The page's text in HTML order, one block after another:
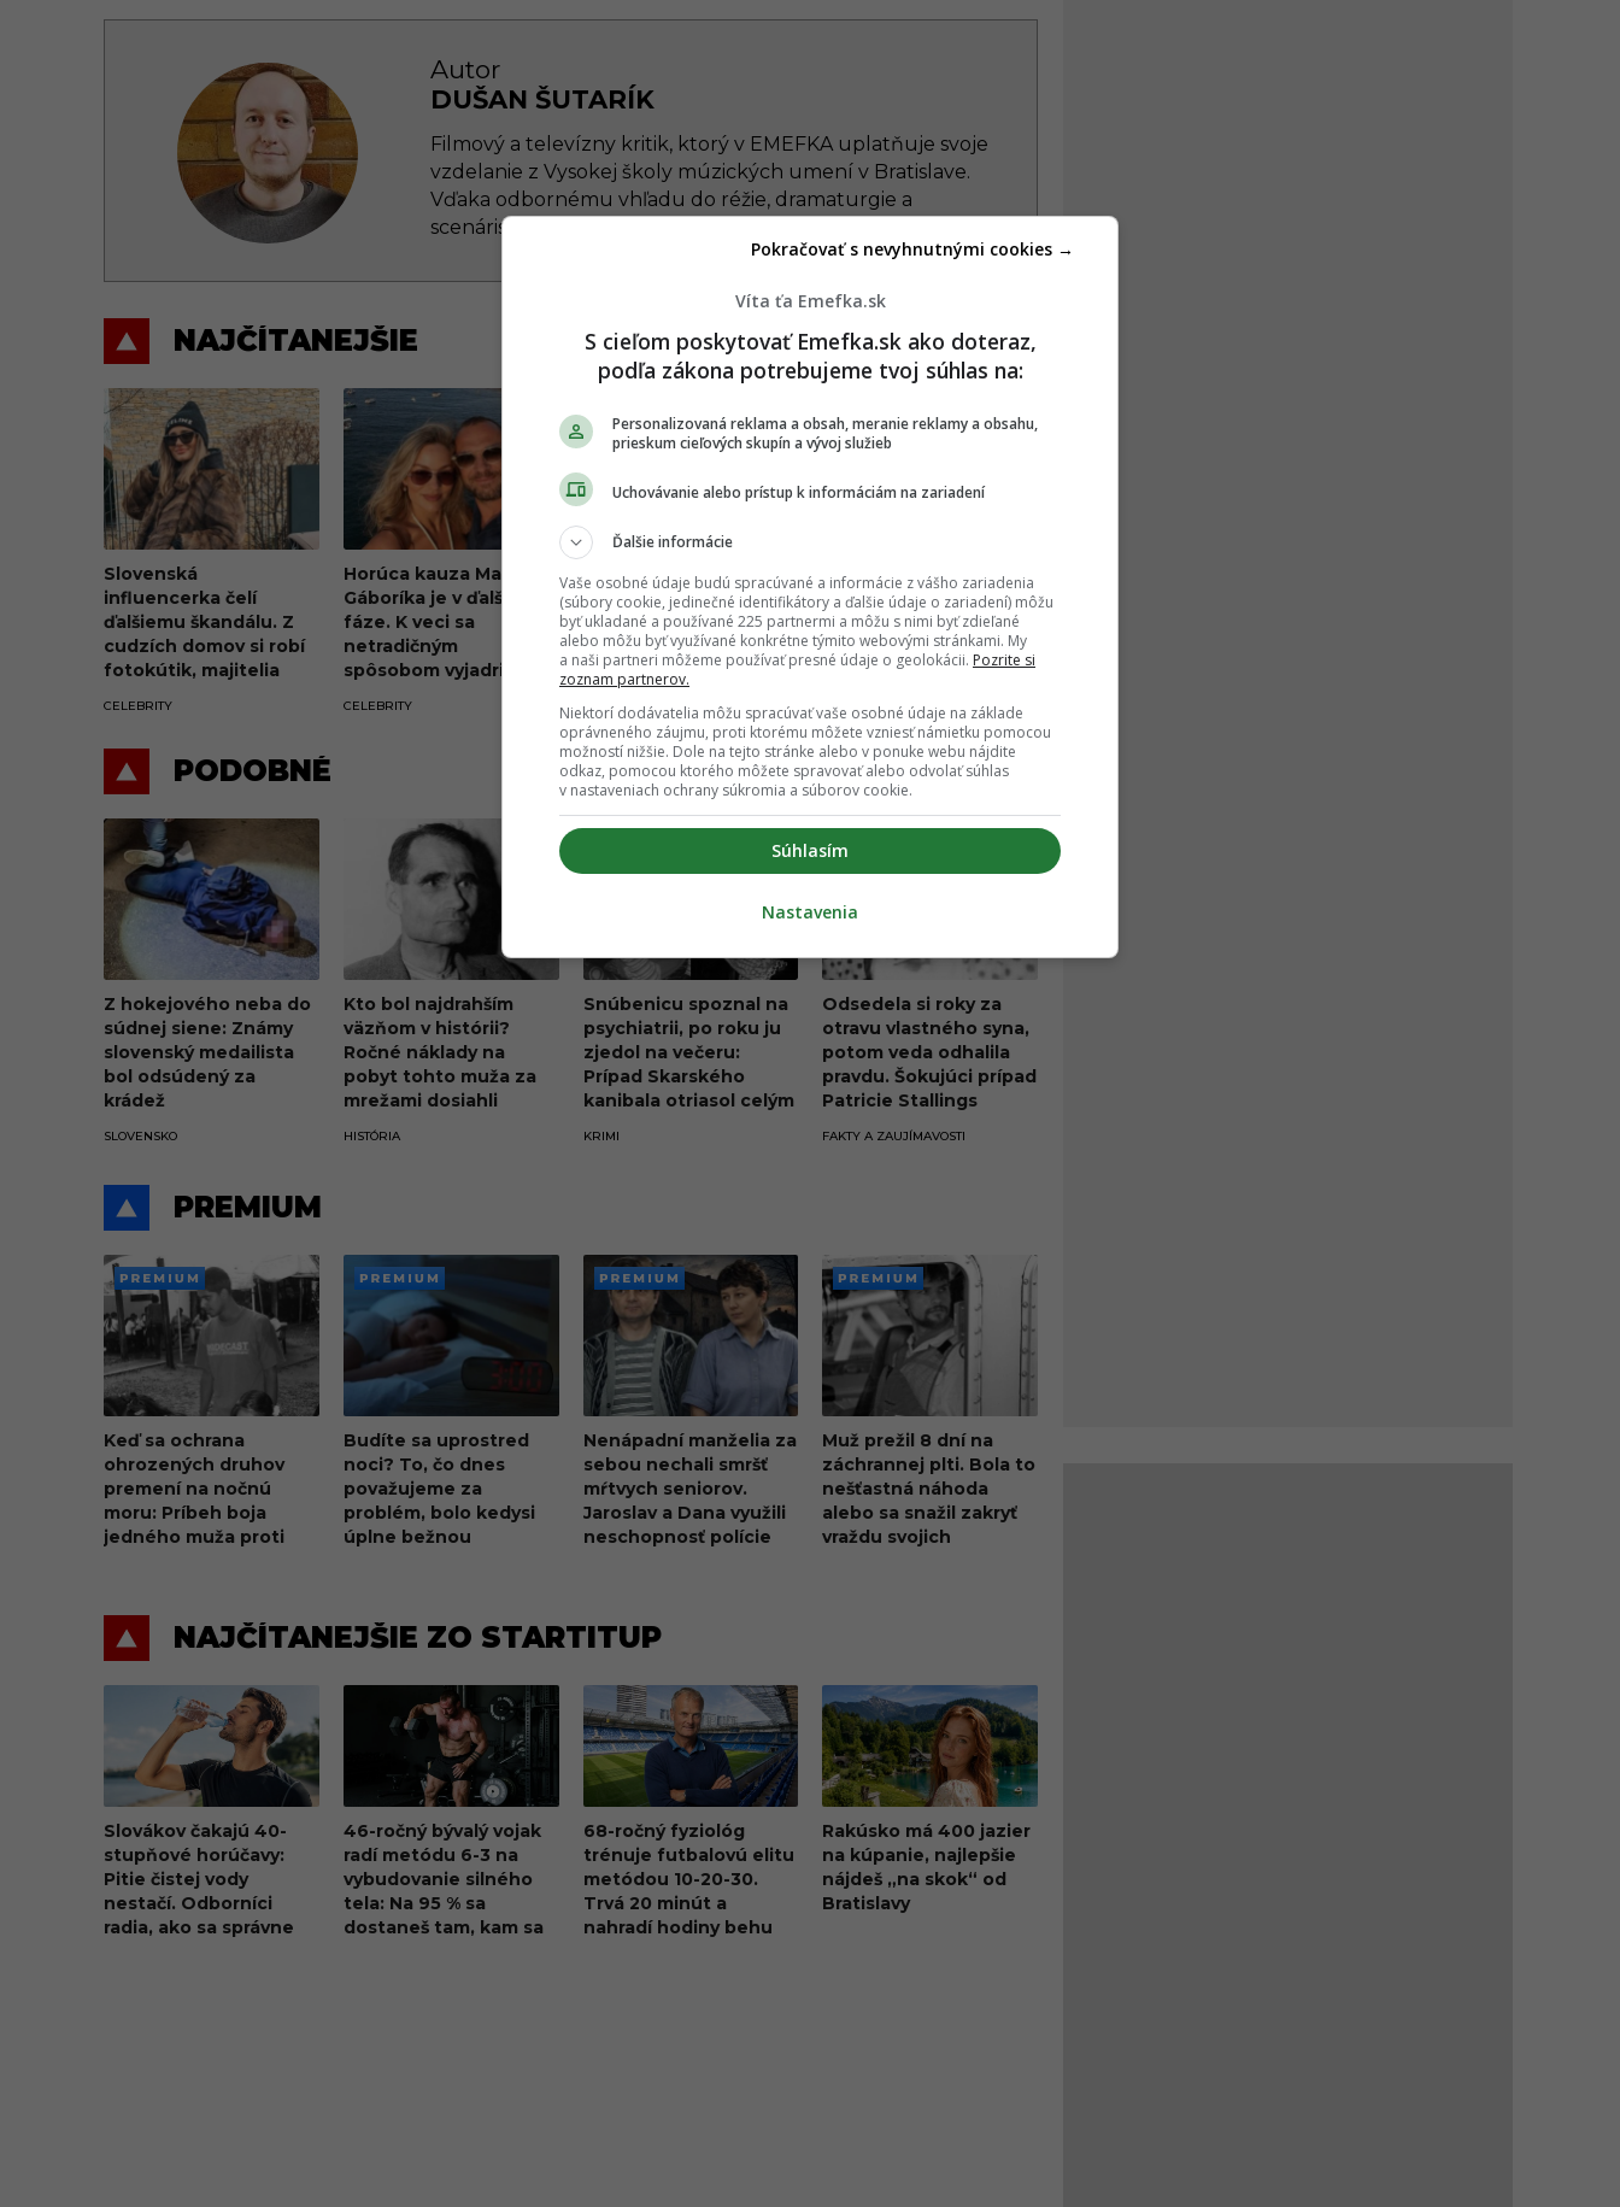
Autor
DUŠAN ŠUTARÍK
Filmový a televízny kritik, ktorý v EMEFKA uplatňuje svoje
vzdelanie z Vysokej školy múzických umení v Bratislave.
Vďaka odbornému vhľadu do réžie, dramaturgie a
scenáristiky priná
NAJČÍTANEJŠIE
Slovenská
influencerka čelí
ďalšiemu škandálu. Z
cudzích domov si robí
fotokútik, majitelia
CELEBRITY
Horúca kauza Mariána
Gáboríka je v ďalšej
fáze. K veci sa
netradičným
spôsobom vyjadrila aj
CELEBRITY
„Roz***ali mi auto!“
Exfarmárka po videu s
Gáboríkom čelí
brutálnym vyhrážkam a
útokom
CELEBRITY
„Ukáž, aký máš strih na
p****e?“ Kauza okolo
Gáboríka nekončí,
unikli nové správy,
ktoré sa diali za
zóny
CELEBRITY
PODOBNÉ
Z hokejového neba do
súdnej siene: Známy
slovenský medailista
bol odsúdený za
krádež
SLOVENSKO
Kto bol najdrahším
väzňom v histórii?
Ročné náklady na
pobyt tohto muža za
mrežami dosiahli
takmer pol milióna
HISTÓRIA
Snúbenicu spoznal na
psychiatrii, po roku ju
zjedol na večeru:
Prípad Skarského
kanibala otriasol celým
KRIMI
Odsedela si roky za
otravu vlastného syna,
potom veda odhalila
pravdu. Šokujúci prípad
Patricie Stallings
FAKTY A ZAUJÍMAVOSTI
PREMIUM
PREMI
UM
Keď sa ochrana
ohrozených druhov
premení na nočnú
moru: Príbeh boja
jedného muža proti
PREMI
UM
Budíte sa uprostred
noci? To, čo dnes
považujeme za
problém, bolo kedysi
úplne bežnou
PREMI
UM
Nenápadní manželia za
sebou nechali smršť
mŕtvych seniorov.
Jaroslav a Dana využili
neschopnosť polície
PREMI
UM
Muž prežil 8 dní na
záchrannej plti. Bola to
nešťastná náhoda
alebo sa snažil zakryť
vraždu svojich
NAJČÍTANEJŠIE ZO STARTITUP
Slovákov čakajú 40-
stupňové horúčavy:
Pitie čistej vody
nestačí. Odborníci
radia, ako sa správne
46-ročný bývalý vojak
radí metódu 6-3 na
vybudovanie silného
tela: Na 95 % sa
dostaneš tam, kam sa
68-ročný fyziológ
trénuje futbalovú elitu
metódou 10-20-30.
Trvá 20 minút a
nahradí hodiny behu
Rakúsko má 400 jazier
na kúpanie, najlepšie
nájdeš „na skok“ od
Bratislavy
Víta ťa Emefka.sk
S cieľom poskytovať Emefka.sk ako doteraz,
podľa zákona potrebujeme tvoj súhlas na:
Personalizovaná reklama a obsah, meranie reklamy a obsahu,
prieskum cieľových skupín a vývoj služieb
Uchovávanie alebo prístup k informáciám na zariadení
Ďalšie informácie
Vaše osobné údaje budú spracúvané a informácie z vášho zariadenia
(súbory cookie, jedinečné identifikátory a ďalšie údaje o zariadení) môžu
byť ukladané a používané 225 partnermi a môžu s nimi byť zdieľané
alebo môžu byť využívané konkrétne týmito webovými stránkami. My
a naši partneri môžeme používať presné údaje o geolokácii. Pozrite si
zoznam partnerov.
Niektorí dodávatelia môžu spracúvať vaše osobné údaje na základe
oprávneného záujmu, proti ktorému môžete vzniesť námietku pomocou
možností nižšie. Dole na tejto stránke alebo v ponuke webu nájdite
odkaz, pomocou ktorého môžete spravovať alebo odvolať súhlas
v nastaveniach ochrany súkromia a súborov cookie.
Súhlasím
Pokračovať s nevyhnutnými cookies →
Nastavenia